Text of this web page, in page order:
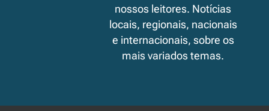
nossos leitores. Notícias
locais, regionais, nacionais
e internacionais, sobre os
mais variados temas.